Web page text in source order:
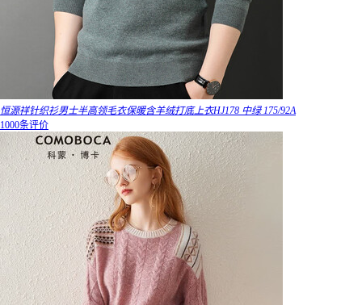
恒源祥针织衫男士半高领毛衣保暖含羊绒打底上衣HJ178 中绿 175/92A
1000条评价